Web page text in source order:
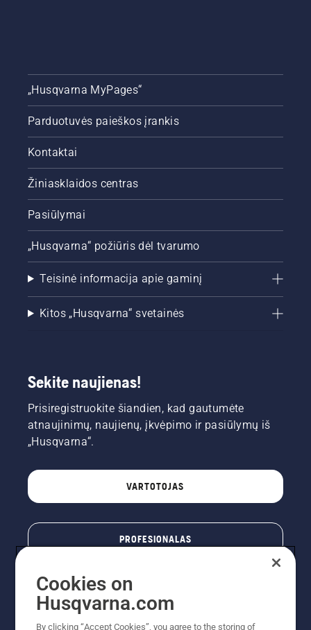
„Husqvarna MyPages“
Parduotuvės paieškos įrankis
Kontaktai
Žiniasklaidos centras
Pasiūlymai
„Husqvarna“ požiūris dėl tvarumo
Teisinė informacija apie gaminį
Kitos „Husqvarna“ svetainės
Sekite naujienas!
Prisiregistruokite šiandien, kad gautumėte
atnaujinimų, naujienų, įkvėpimo ir pasiūlymų iš
„Husqvarna“.
VARTOTOJAS
PROFESIONALAS
Cookies on
Husqvarna.com
By clicking “Accept Cookies”, you agree to the storing of